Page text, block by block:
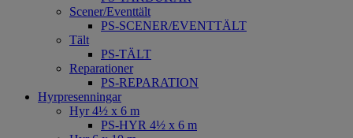
Scener/Eventtält
PS-SCENER/EVENTTÄLT
Tält
PS-TÄLT
Reparationer
PS-REPARATION
Hyrpresenningar
Hyr 4½ x 6 m
PS-HYR 4½ x 6 m